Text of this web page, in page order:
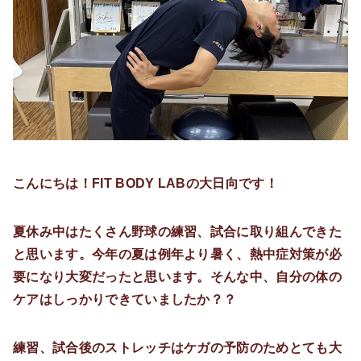
こんにちは！FIT BODY LABの大日向です！
夏休み中はたくさん野球の練習、試合に取り組んできた
と思います。今年の夏は例年より暑く、熱中症対策が必
要になり大変だったと思います。そんな中、自分の体の
ケアはしっかりできていましたか？？
練習、試合後のストレッチはケガの予防のためとても大